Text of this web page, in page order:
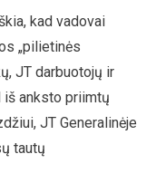
kad vadovai
„pilietinės
JT darbuotojų ir
iš anksto priimtų
JT Generalinėje
tautų